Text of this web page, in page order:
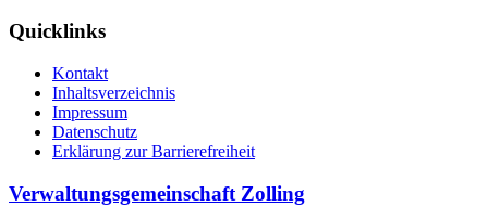
Quicklinks
Kontakt
Inhaltsverzeichnis
Impressum
Datenschutz
Erklärung zur Barrierefreiheit
Verwaltungsgemeinschaft Zolling